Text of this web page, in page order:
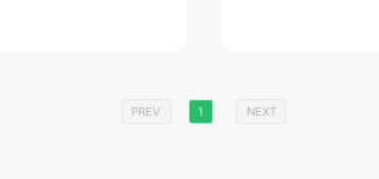
PREV 1 NEXT